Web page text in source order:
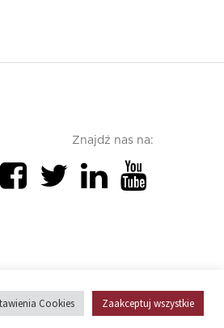
Znajdź nas na:
Polityka cookies
Cookies Zaakceptuj wszystkie